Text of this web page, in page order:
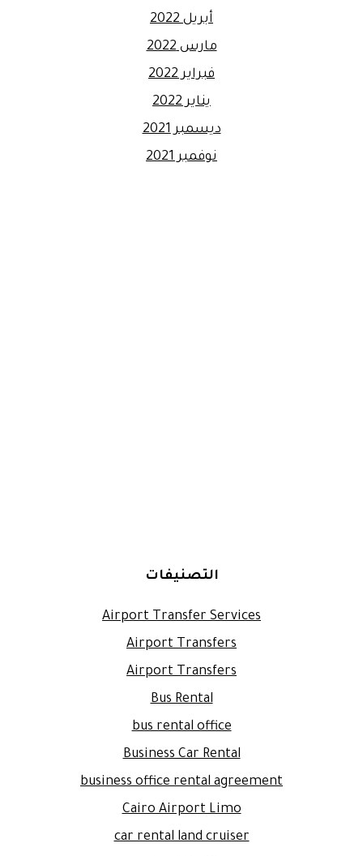
أبريل 2022
مارس 2022
فبراير 2022
يناير 2022
ديسمبر 2021
نوفمبر 2021
التصنيفات
Airport Transfer Services
Airport Transfers
Airport Transfers
Bus Rental
bus rental office
Business Car Rental
business office rental agreement
Cairo Airport Limo
car rental land cruiser